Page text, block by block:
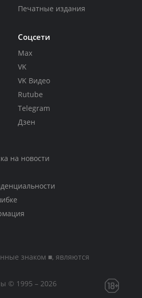
Печатные издания
Соцсети
Max
VK
VK Видео
Rutube
Telegram
Дзен
на новости
знаком ■, являются
© 1995 – 2026